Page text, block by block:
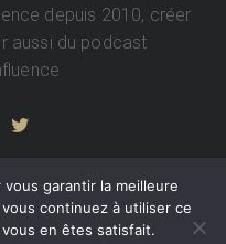
depuis 2010, créer
aussi du podcast
garantir la meilleure
continuez à utiliser ce
en êtes satisfait.